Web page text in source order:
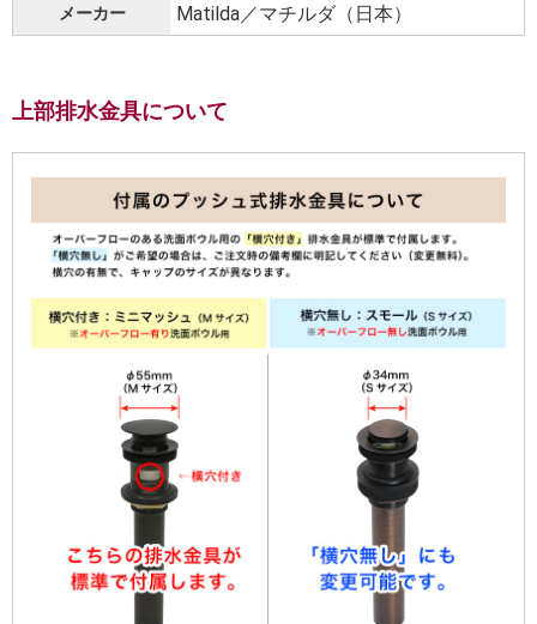
メーカー Matilda／マチルダ（日本）
上部排水金具について